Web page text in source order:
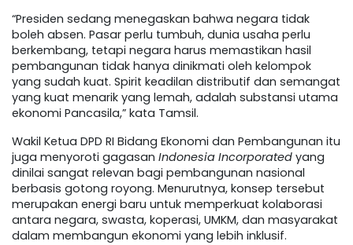
“Presiden sedang menegaskan bahwa negara tidak
boleh absen. Pasar perlu tumbuh, dunia usaha perlu
berkembang, tetapi negara harus memastikan hasil
pembangunan tidak hanya dinikmati oleh kelompok
yang sudah kuat. Spirit keadilan distributif dan semangat
yang kuat menarik yang lemah, adalah substansi utama
ekonomi Pancasila,” kata Tamsil.
Wakil Ketua DPD RI Bidang Ekonomi dan Pembangunan itu
juga menyoroti gagasan Indonesia Incorporated yang
dinilai sangat relevan bagi pembangunan nasional
berbasis gotong royong. Menurutnya, konsep tersebut
merupakan energi baru untuk memperkuat kolaborasi
antara negara, swasta, koperasi, UMKM, dan masyarakat
dalam membangun ekonomi yang lebih inklusif.